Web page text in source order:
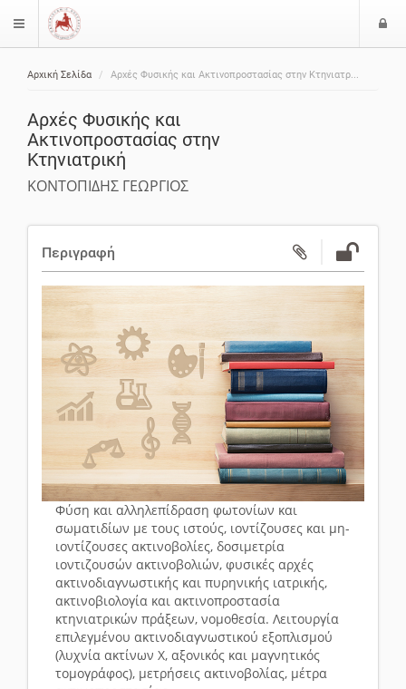
$langMenu
Αρχική Σελίδα Αρχές Φυσικής και Ακτινοπροστασίας στην Κτηνιατρ...
Αρχές Φυσικής και
Ακτινοπροστασίας στην
Κτηνιατρική
ΚΟΝΤΟΠΙΔΗΣ ΓΕΩΡΓΙΟΣ
Περιγραφή
Φύση και αλληλεπίδραση φωτονίων και
σωματιδίων με τους ιστούς, ιοντίζουσες και μη-
ιοντίζουσες ακτινοβολίες, δοσιμετρία
ιοντιζουσών ακτινοβολιών, φυσικές αρχές
ακτινοδιαγνωστικής και πυρηνικής ιατρικής,
ακτινοβιολογία και ακτινοπροστασία
κτηνιατρικών πράξεων, νομοθεσία. Λειτουργία
επιλεγμένου ακτινοδιαγνωστικού εξοπλισμού
(λυχνία ακτίνων Χ, αξονικός και μαγνητικός
τομογράφος), μετρήσεις ακτινοβολίας, μέτρα